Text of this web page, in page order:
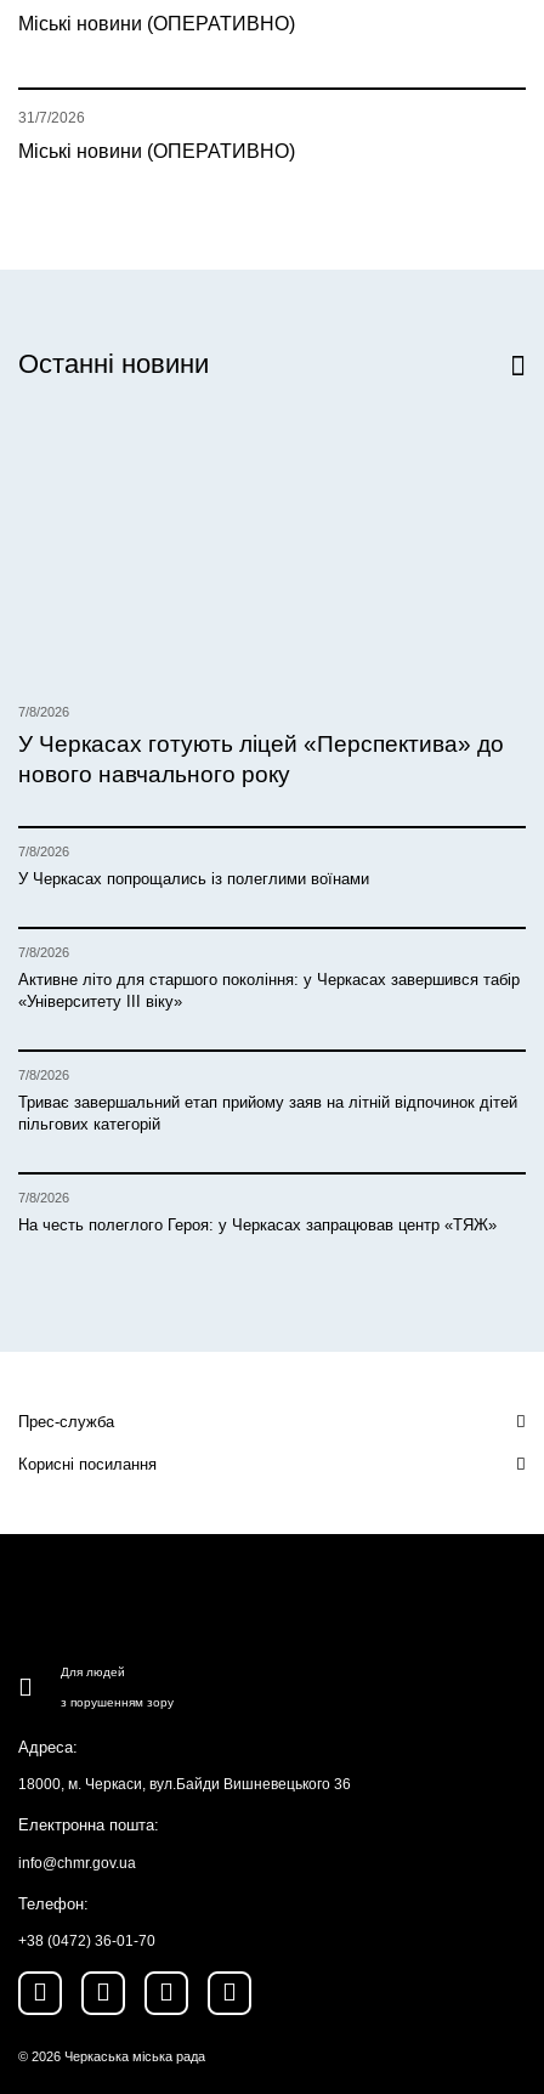
Міські новини (ОПЕРАТИВНО)
Міські новини (ОПЕРАТИВНО)
31/7/2026
Останні новини
7/8/2026
У Черкасах готують ліцей «Перспектива» до
нового навчального року
7/8/2026
У Черкасах попрощались із полеглими воїнами
7/8/2026
Активне літо для старшого покоління: у Черкасах завершився табір
«Університету ІІІ віку»
7/8/2026
Триває завершальний етап прийому заяв на літній відпочинок дітей
пільгових категорій
7/8/2026
На честь полеглого Героя: у Черкасах запрацював центр «ТЯЖ»
Прес-служба
Корисні посилання
Для людей
з порушенням зору
Адреса:
18000, м. Черкаси, вул.Байди Вишневецького 36
Електронна пошта:
info@chmr.gov.ua
Телефон:
+38 (0472) 36-01-70
© 2026 Черкаська міська рада